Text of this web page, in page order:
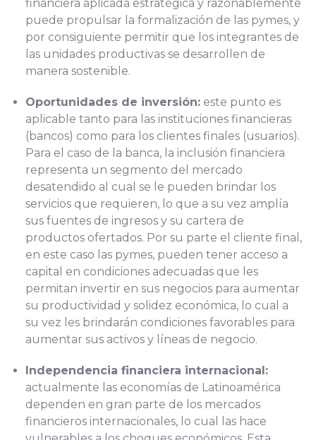
financiera aplicada estratégica y razonablemente
puede propulsar la formalización de las pymes, y
por consiguiente permitir que los integrantes de
las unidades productivas se desarrollen de
manera sostenible.
Oportunidades de inversión: este punto es
aplicable tanto para las instituciones financieras
(bancos) como para los clientes finales (usuarios).
Para el caso de la banca, la inclusión financiera
representa un segmento del mercado
desatendido al cual se le pueden brindar los
servicios que requieren, lo que a su vez amplía
sus fuentes de ingresos y su cartera de
productos ofertados. Por su parte el cliente final,
en este caso las pymes, pueden tener acceso a
capital en condiciones adecuadas que les
permitan invertir en sus negocios para aumentar
su productividad y solidez económica, lo cual a
su vez les brindarán condiciones favorables para
aumentar sus activos y líneas de negocio.
Independencia financiera internacional:
actualmente las economías de Latinoamérica
dependen en gran parte de los mercados
financieros internacionales, lo cual las hace